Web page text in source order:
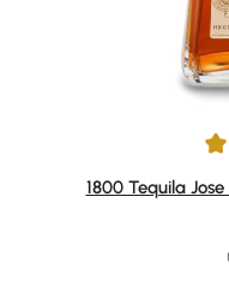
Average rating of 4.89
1800 Tequila